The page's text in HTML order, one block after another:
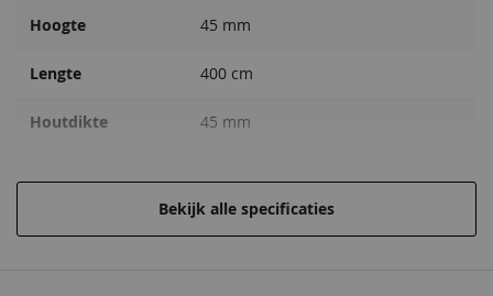
Hoogte 45 mm
Lengte 400 cm
Houtdikte 45 mm
EAN code 8715815035148
Bekijk alle specificaties